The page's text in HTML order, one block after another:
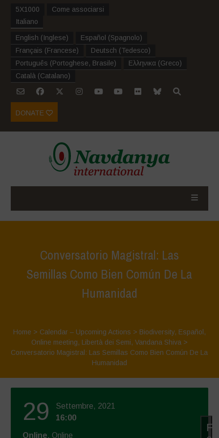
5X1000
Come associarsi
Italiano
English (Inglese) Español (Spagnolo)
Français (Francese) Deutsch (Tedesco)
Português (Portoghese, Brasile) Ελληνικα (Greco)
Català (Catalano)
DONATE
Conversatorio Magistral: Las
Semillas Como Bien Común De La
Humanidad
Home > Calendar – Upcoming Actions > Biodiversity, Español ,
Online meeting, Libertà dei Semi, Vandana Shiva >
Conversatorio Magistral: Las Semillas Como Bien Común De La
Humanidad
29
Settembre, 2021
16:00
Online, Online